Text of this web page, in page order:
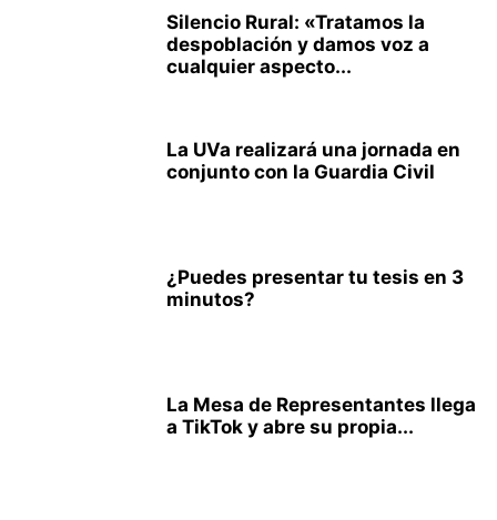
Silencio Rural: «Tratamos la
despoblación y damos voz a
cualquier aspecto...
La UVa realizará una jornada en
conjunto con la Guardia Civil
¿Puedes presentar tu tesis en 3
minutos?
La Mesa de Representantes llega
a TikTok y abre su propia...